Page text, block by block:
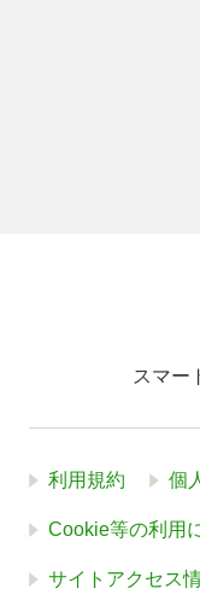
スマー
利用規約 個
Cookie等の利用
サイトアクセス